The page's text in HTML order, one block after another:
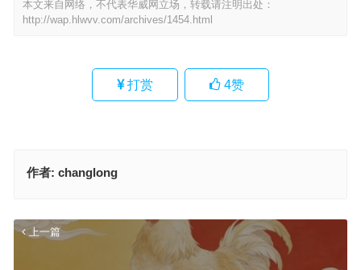
本文来自网络，不代表华威网立场，转载请注明出处：
http://wap.hlwvv.com/archives/1454.html
打赏 4赞
作者: changlong
上一篇